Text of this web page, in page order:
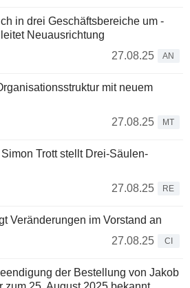
in drei Geschäftsbereiche um -
Neuausrichtung
27.08.25
AN
mit neuem
27.08.25
MT
Trott stellt Drei-Säulen-
27.08.25
RE
Veränderungen im Vorstand an
27.08.25
CI
der Bestellung von Jakob